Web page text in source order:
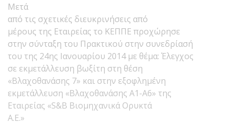
Μετά
από τις σχετικές διευκρινήσεις από
μέρους της Εταιρείας το ΚΕΠΠΕ προχώρησε
στην σύνταξη του Πρακτικού στην συνεδρίασή
του της 24ης Ιανουαρίου 2014 με θέμα: Έλεγχος
σε εκμετάλλευση βωξίτη στη θέση
«Βλαχοθανάσης 7» και στην εξοφλημένη
εκμετάλλευση «Βλαχοθανάσης Α1-Α6» της
Εταιρείας «S&B Βιομηχανικά Ορυκτά
Α.Ε.»